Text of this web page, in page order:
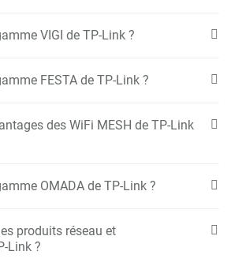
VIGI de TP-Link ?
FESTA de TP-Link ?
des WiFi MESH de TP-Link
OMADA de TP-Link ?
produits réseau et
Link ?